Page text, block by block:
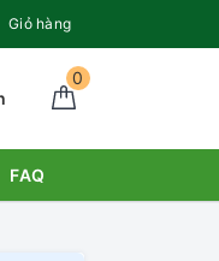
Giỏ hàng
0
FAQ